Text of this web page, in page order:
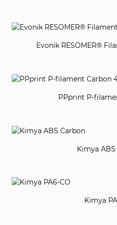
Evonik RESOMER®
PPprint P-
Kimya
Kimya